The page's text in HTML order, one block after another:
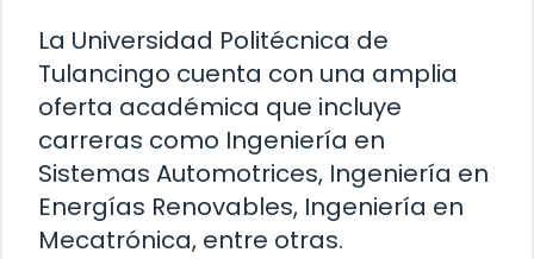
La Universidad Politécnica de
Tulancingo cuenta con una amplia
oferta académica que incluye
carreras como Ingeniería en
Sistemas Automotrices, Ingeniería en
Energías Renovables, Ingeniería en
Mecatrónica, entre otras.